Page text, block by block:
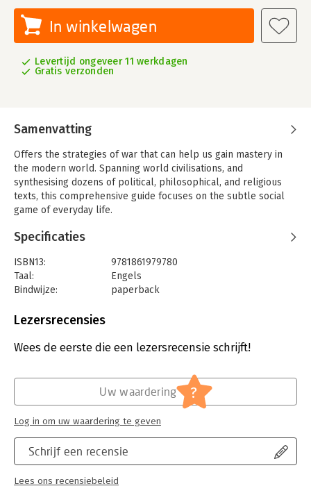
In winkelwagen
Levertijd ongeveer 11 werkdagen
Gratis verzonden
Samenvatting
Offers the strategies of war that can help us gain mastery in
the modern world. Spanning world civilisations, and
synthesising dozens of political, philosophical, and religious
texts, this comprehensive guide focuses on the subtle social
game of everyday life.
Specificaties
ISBN13:
9781861979780
Taal:
Engels
Bindwijze:
paperback
Uitgever:
The Modern Machiavellian Robert Greene
Lezersrecensies
Wees de eerste die een lezersrecensie schrijft!
Schrijf een recensie
Lees ons recensiebeleid
Uw waardering ?
Log in om uw waardering te geven